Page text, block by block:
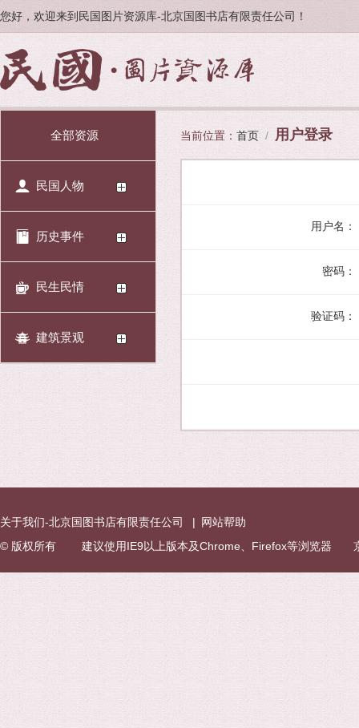
您好，欢迎来到民国图片资源库-北京国图书店有限责任公司！
全部资源
民国人物
历史事件
民生民情
建筑景观
当前位置： 首页 / 用户登录
用户名：
密码：
验证码：
关于我们-北京国图书店有限责任公司 | 网站帮助
© 版权所有 建议使用IE9以上版本及Chrome、Firefox等浏览器